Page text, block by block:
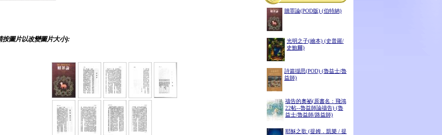
贖罪論(POD版) (伯特納)
光明之子(繪本) (史普羅/
史鮑爾)
詩篇擷思(POD) (魯益士/魯
益師)
禱告的奧祕(原書名：飛鴻
22帖--魯益師論禱告) (魯
益士/魯益師/路益師)
耶穌之歌 (提姆．凱樂 / 提
按圖片以改變圖片大小):